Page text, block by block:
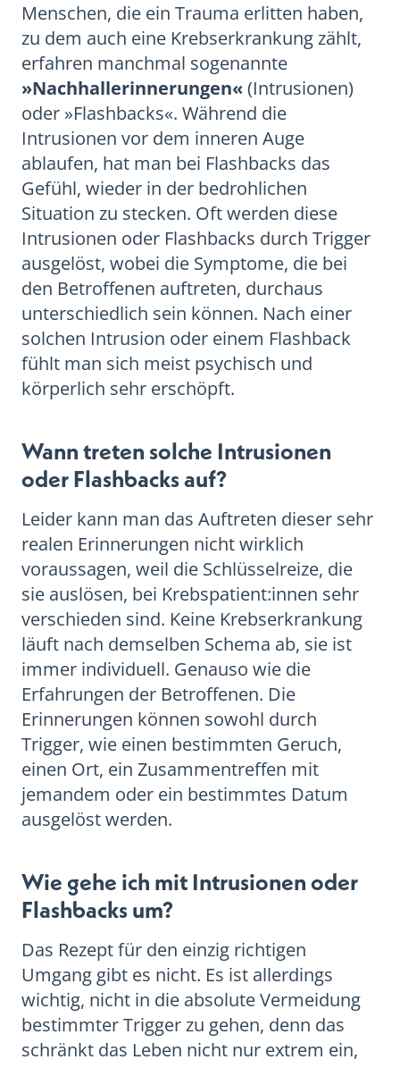
Menschen, die ein Trauma erlitten haben,
zu dem auch eine Krebserkrankung zählt,
erfahren manchmal sogenannte
»Nachhallerinnerungen«(Intrusionen)
oder »Flashbacks«. Während die
Intrusionen vor dem inneren Auge
ablaufen, hat man bei Flashbacks das
Gefühl, wieder in der bedrohlichen
Situation zu stecken. Oft werden diese
Intrusionen oder Flashbacks durch Trigger
ausgelöst, wobei die Symptome, die bei
den Betroffenen auftreten, durchaus
unterschiedlich sein können. Nach einer
solchen Intrusion oder einem Flashback
fühlt man sich meist psychisch und
körperlich sehr erschöpft.
Wann treten solche Intrusionen
oder Flashbacks auf?
Leider kann man das Auftreten dieser sehr
realen Erinnerungen nicht wirklich
voraussagen, weil die Schlüsselreize, die
sie auslösen, bei Krebspatient:innen sehr
verschieden sind. Keine Krebserkrankung
läuft nach demselben Schema ab, sie ist
immer individuell. Genauso wie die
Erfahrungen der Betroffenen. Die
Erinnerungen können sowohl durch
Trigger, wie einen bestimmten Geruch,
einen Ort, ein Zusammentreffen mit
jemandem oder ein bestimmtes Datum
ausgelöst werden.
Wie gehe ich mit Intrusionen oder
Flashbacks um?
Das Rezept für den einzig richtigen
Umgang gibt es nicht. Es ist allerdings
wichtig, nicht in die absolute Vermeidung
bestimmter Trigger zu gehen, denn das
schränkt das Leben nicht nur extrem ein,